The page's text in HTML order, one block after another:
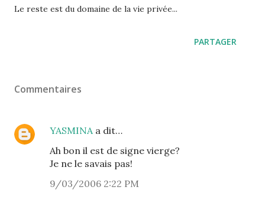
Le reste est du domaine de la vie privée...
PARTAGER
Commentaires
YASMINAa dit…
Ah bon il est de signe vierge?
Je ne le savais pas!
9/03/2006 2:22 PM